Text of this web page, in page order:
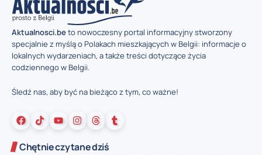
Aktualnosci.beto nowoczesny portal informacyjny stworzony
specjalnie z myślą o Polakach mieszkających w Belgii: informacje o
lokalnych wydarzeniach, a także treści dotyczące życia
codziennego w Belgii.
Śledź nas, aby być na bieżąco z tym, co ważne!
Chętnie czytane dziś